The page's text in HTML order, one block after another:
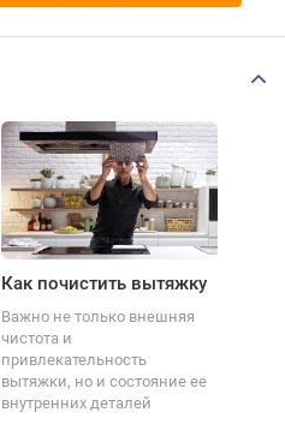
Как почистить вытяжку
Важно не только внешняя
чистота и
привлекательность
вытяжки, но и состояние ее
внутренних деталей